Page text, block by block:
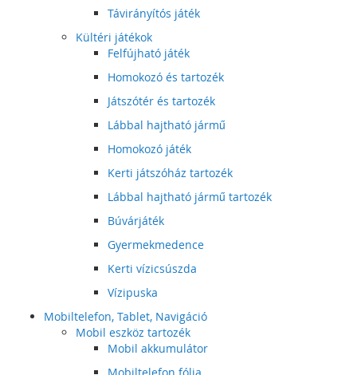
Távirányítós játék
Kültéri játékok
Felfújható játék
Homokozó és tartozék
Játszótér és tartozék
Lábbal hajtható jármű
Homokozó játék
Kerti játszóház tartozék
Lábbal hajtható jármű tartozék
Búvárjáték
Gyermekmedence
Kerti vízicsúszda
Vízipuska
Mobiltelefon, Tablet, Navigáció
Mobil eszköz tartozék
Mobil akkumulátor